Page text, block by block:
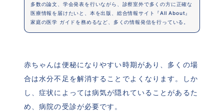
多数の論文、学会発表を行いながら、診察室外で多くの方に正確な
医療情報を届けたいと、本を出版、総合情報サイト『All About』
家庭の医学 ガイドを務めるなど、多くの情報発信を行っている。
赤ちゃんは便秘になりやすい時期があり、多くの場
合は水分不足を解消することでよくなります。しか
し、症状によっては病気が隠れていることがあるた
め、病院の受診が必要です。